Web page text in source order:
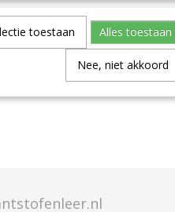
toestaan Alles toestaan
Nee, niet akkoord